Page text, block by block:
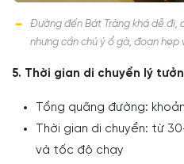
Đường đến Bát Tràng khá dễ đi,
nhưng cần chú ý ổ gà, đoạn hẹp
5. Thời gian di chuyển lý
Tổng quãng đường:
Thời gian di chuyển: từ
và tốc độ chạy